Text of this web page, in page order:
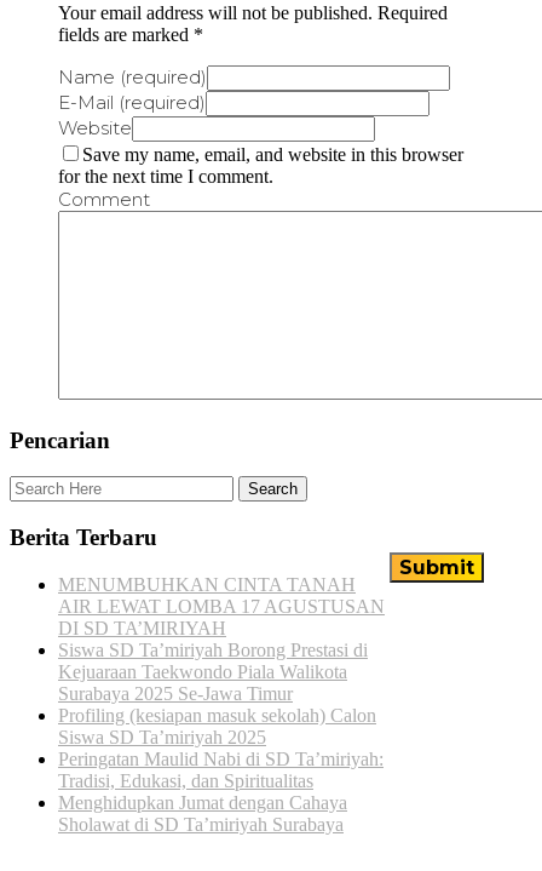
Your email address will not be published. Required
fields are marked *
Name (required)
E-Mail (required)
Website
Save my name, email, and website in this browser
for the next time I comment.
Comment
Pencarian
Berita Terbaru
MENUMBUHKAN CINTA TANAH
AIR LEWAT LOMBA 17 AGUSTUSAN
DI SD TA’MIRIYAH
Siswa SD Ta’miriyah Borong Prestasi di
Kejuaraan Taekwondo Piala Walikota
Surabaya 2025 Se-Jawa Timur
Profiling (kesiapan masuk sekolah) Calon
Siswa SD Ta’miriyah 2025
Peringatan Maulid Nabi di SD Ta’miriyah:
Tradisi, Edukasi, dan Spiritualitas
Menghidupkan Jumat dengan Cahaya
Sholawat di SD Ta’miriyah Surabaya